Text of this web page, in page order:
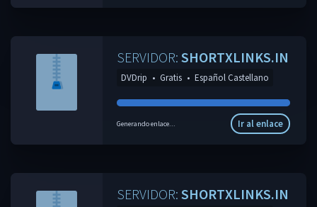
SERVIDOR: SHORTXLINKS.IN
DVDrip • Gratis • Español Castellano
Generando enlace... Ir al enlace
SERVIDOR: SHORTXLINKS.IN